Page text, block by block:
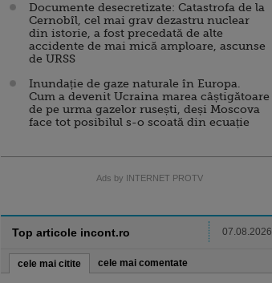
Documente desecretizate: Catastrofa de la
Cernobîl, cel mai grav dezastru nuclear
din istorie, a fost precedată de alte
accidente de mai mică amploare, ascunse
de URSS
Inundație de gaze naturale în Europa.
Cum a devenit Ucraina marea câștigătoare
de pe urma gazelor rusești, deși Moscova
face tot posibilul s-o scoată din ecuație
Ads by INTERNET PROTV
Top articole incont.ro 07.08.2026
cele mai citite cele mai comentate